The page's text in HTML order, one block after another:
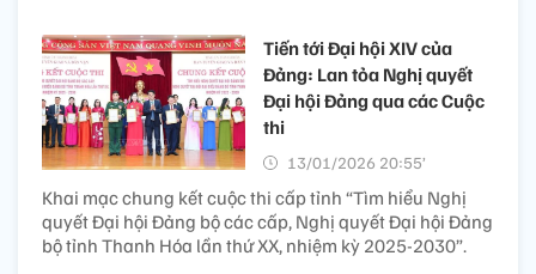
Tiến tới Đại hội XIV của
Đảng: Lan tỏa Nghị quyết
Đại hội Đảng qua các Cuộc
thi
13/01/2026 20:55’
Khai mạc chung kết cuộc thi cấp tỉnh “Tìm hiểu Nghị
quyết Đại hội Đảng bộ các cấp, Nghị quyết Đại hội Đảng
bộ tỉnh Thanh Hóa lần thứ XX, nhiệm kỳ 2025-2030”.